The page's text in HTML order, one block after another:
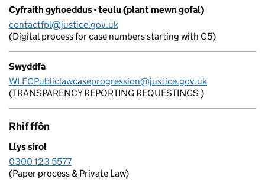
Cyfraith gyhoeddus - teulu (plant mewn gofal)
contactfpl@justice.gov.uk
(Digital process for case numbers starting with C5)
Swyddfa
WLFCPubliclawcaseprogression@justice.gov.uk
(TRANSPARENCY REPORTING REQUESTINGS )
Rhif ffôn
Llys sirol
0300 123 5577
(Paper process & Private Law)